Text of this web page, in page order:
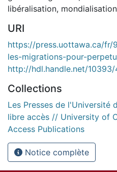
libéralisation, mondialisation
URI
https://press.uottawa.ca/fr/
les-migrations-pour-
http://hdl.handle.net/
Collections
Les Presses de l'Université
libre accès // University of
Access Publications
Notice complète